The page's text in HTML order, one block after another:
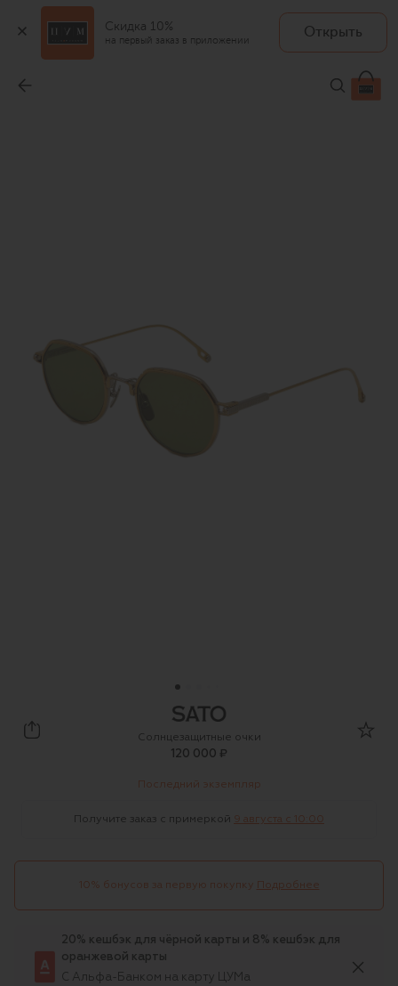
Скидка 10%
на первый заказ в приложении
Открыть
120 000 ₽
sato eyewear
Солнцезащитные очки
120 000 ₽
Последний экземпляр
Получите заказ с примеркой 9 августа c 10:00
10% бонусов за первую покупку Подробнее
20% кешбэк для чёрной карты и 8% кешбэк для
оранжевой карты
С Альфа-Банком на карту ЦУМа